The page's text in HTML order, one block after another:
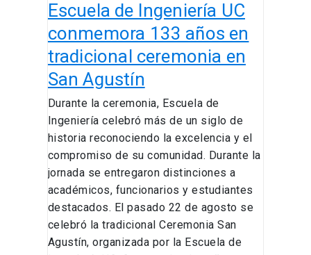
Escuela de Ingeniería UC
conmemora 133 años en
tradicional ceremonia en
San Agustín
Durante la ceremonia, Escuela de
Ingeniería celebró más de un siglo de
historia reconociendo la excelencia y el
compromiso de su comunidad. Durante la
jornada se entregaron distinciones a
académicos, funcionarios y estudiantes
destacados. El pasado 22 de agosto se
celebró la tradicional Ceremonia San
Agustín, organizada por la Escuela de
en
San
Agustín